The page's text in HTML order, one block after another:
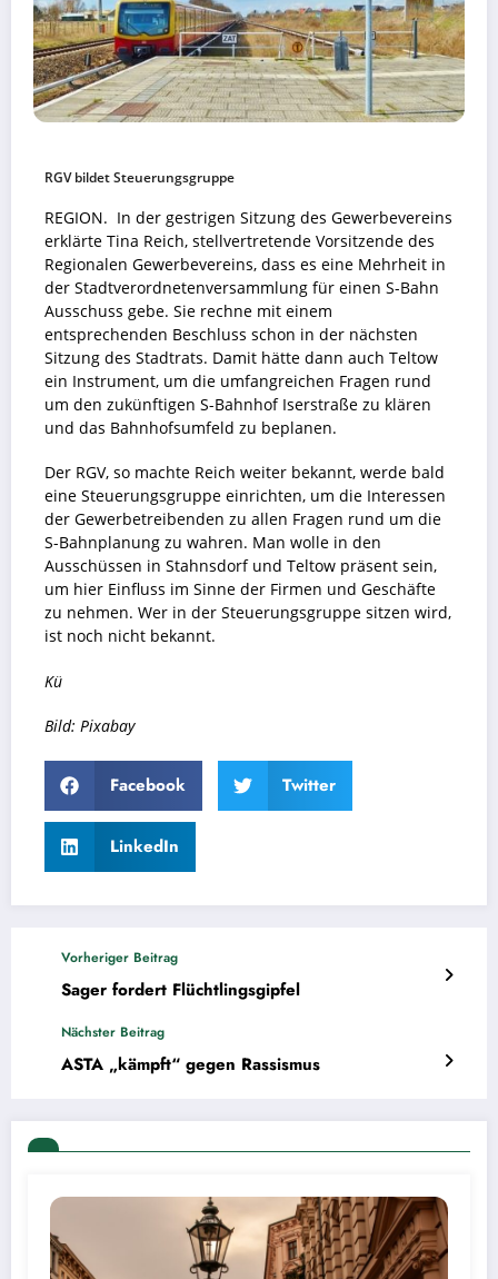
RGV bildet Steuerungsgruppe
REGION. In der gestrigen Sitzung des Gewerbevereins
erklärte Tina Reich, stellvertretende Vorsitzende des
Regionalen Gewerbevereins, dass es eine Mehrheit in
der Stadtverordnetenversammlung für einen S-Bahn
Ausschuss gebe. Sie rechne mit einem
entsprechenden Beschluss schon in der nächsten
Sitzung des Stadtrats. Damit hätte dann auch Teltow
ein Instrument, um die umfangreichen Fragen rund
um den zukünftigen S-Bahnhof Iserstraße zu klären
und das Bahnhofsumfeld zu beplanen.
Der RGV, so machte Reich weiter bekannt, werde bald
eine Steuerungsgruppe einrichten, um die Interessen
der Gewerbetreibenden zu allen Fragen rund um die
S-Bahnplanung zu wahren. Man wolle in den
Ausschüssen in Stahnsdorf und Teltow präsent sein,
um hier Einfluss im Sinne der Firmen und Geschäfte
zu nehmen. Wer in der Steuerungsgruppe sitzen wird,
ist noch nicht bekannt.
Kü
Bild: Pixabay
Facebook Twitter
LinkedIn
Vorheriger Beitrag
Sager fordert Flüchtlingsgipfel
Nächster Beitrag
ASTA „kämpft“ gegen Rassismus